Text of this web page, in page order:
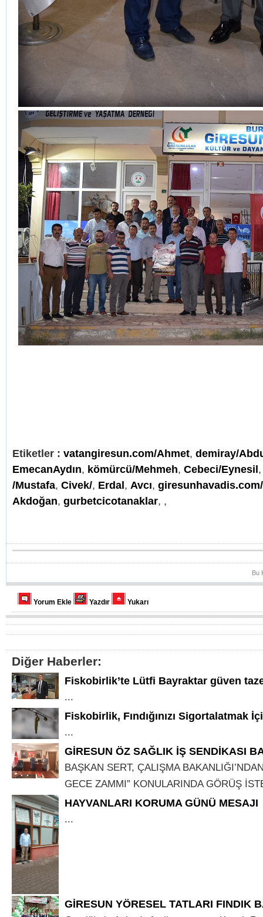
Etiketler : vatangiresun.com/Ahmet, demiray/
EmecanAydın, kömürcü/Mehmeh, Cebeci/Eynesil
/Mustafa, Civek/, Erdal, Avcı,
Akdoğan, gurbetcicotanaklar, ,
Bu
Yorum Ekle Yazdır Yukarı
Diğer Haberler:
Fiskobirlik’te Lütfi Bayraktar güven
...
Fiskobirlik, Fındığınızı Sigortalatmak
...
GİRESUN ÖZ SAĞLIK İŞ SENDİKASI
BAŞKAN SERT, ÇALIŞMA
GECE ZAMMI” KONULARINDA GÖRÜŞ
HAYVANLARI KORUMA GÜNÜ MESAJI
...
GİRESUN YÖRESEL TATLARI FINDIK